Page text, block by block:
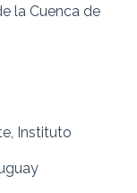
la Cuenca de
Instituto